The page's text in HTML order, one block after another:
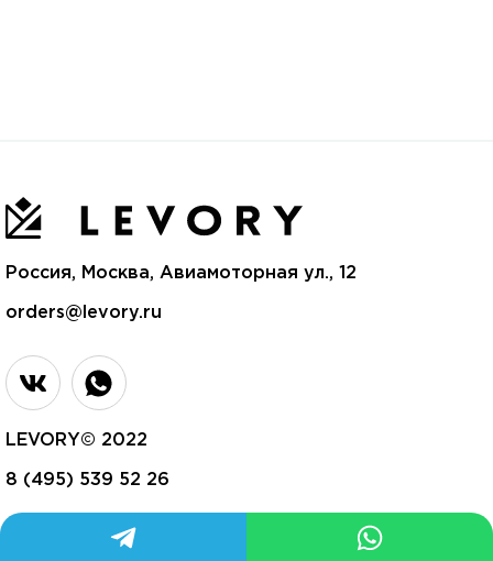
Россия, Москва, Авиамоторная ул., 12
orders@levory.ru
LEVORY© 2022
8 (495) 539 52 26